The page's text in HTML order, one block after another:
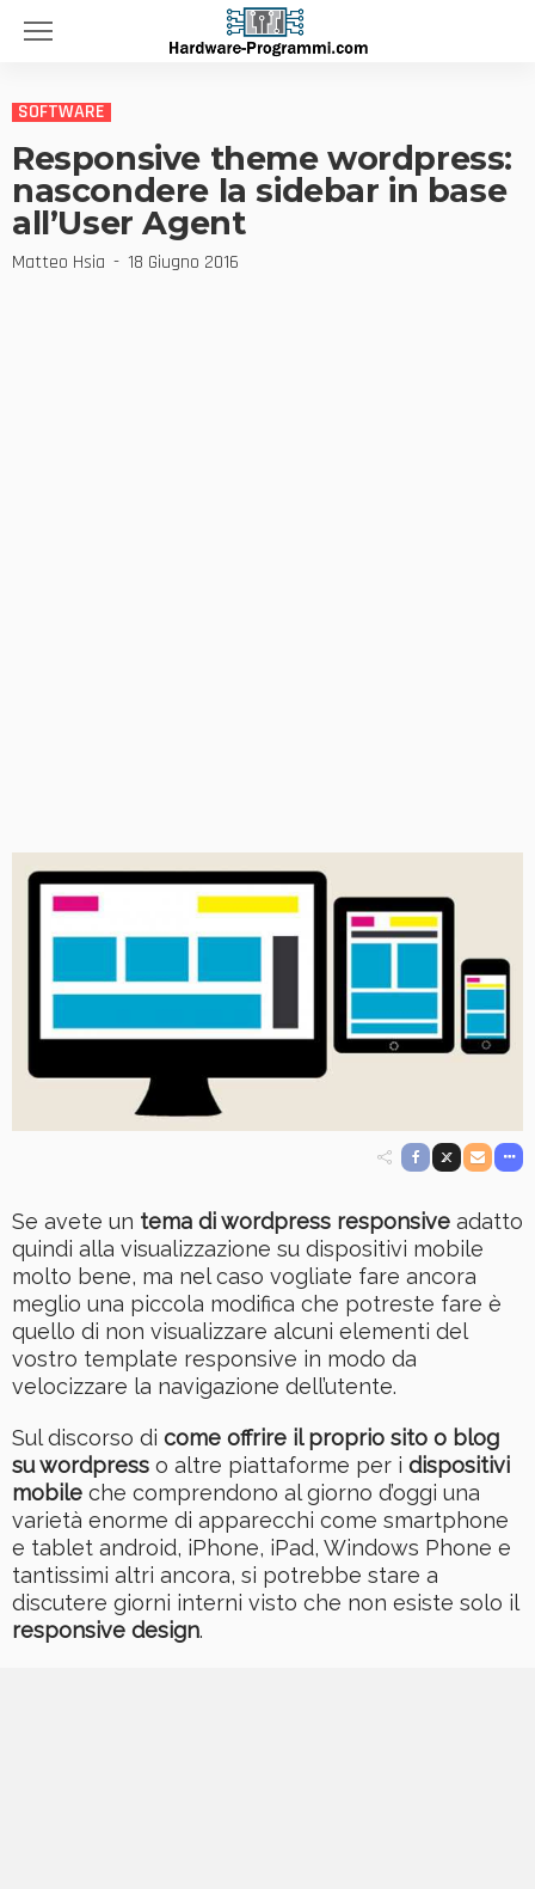
SOFTWARE
Responsive theme wordpress:
nascondere la sidebar in base
all’User Agent
Matteo Hsia 18 Giugno 2016
Se avete un tema di wordpress responsive adatto
quindi alla visualizzazione su dispositivi mobile
molto bene, ma nel caso vogliate fare ancora
meglio una piccola modifica che potreste fare è
quello di non visualizzare alcuni elementi del
vostro template responsive in modo da
velocizzare la navigazione dell’utente.
Sul discorso di come offrire il proprio sito o blog
su wordpress o altre piattaforme per i dispositivi
mobile che comprendono al giorno d’oggi una
varietà enorme di apparecchi come smartphone
e tablet android, iPhone, iPad, Windows Phone e
tantissimi altri ancora, si potrebbe stare a
discutere giorni interni visto che non esiste solo il
responsive design.